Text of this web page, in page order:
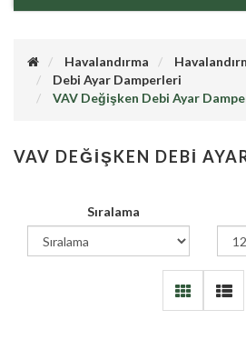
Havalandırma
Debi Ayar Damperleri
VAV Değişken Debi Ayar
VAV DEĞIŞKEN DEBI
Sıralama